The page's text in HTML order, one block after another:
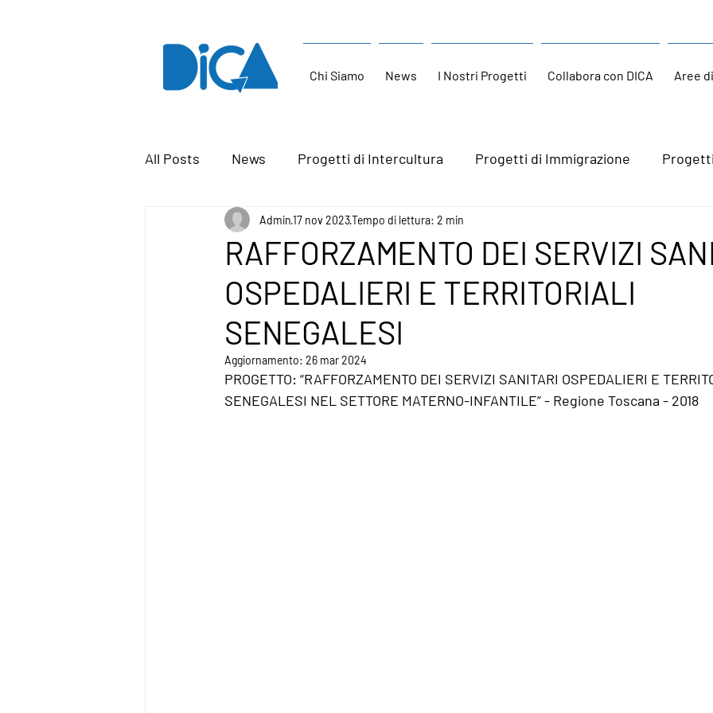
Chi Siamo News I Nostri Progetti Collabora con DICA Aree
All Posts News Progetti di Intercultura Progetti di Immigrazione
RAFFORZAMENTO DEI SERVIZI
OSPEDALIERI E TERRITORIALI
SENEGALESI
Admin17 nov 2023Tempo di lettura: 2 min
Aggiornamento: 26 mar 2024
PROGETTO: “RAFFORZAMENTO DEI SERVIZI SANITARI OSPEDALIERI E
SENEGALESI NEL SETTORE MATERNO-INFANTILE” - Regione Toscana - 2018